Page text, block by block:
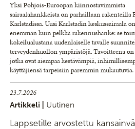
Yksi Pohjois-Euroopan kiinnostavimmista
sairaalahankkeista on parhaillaan rakenteilla
Karlstadissa. Uusi Karlstadin keskussairaala
enemmän kuin pelkkä rakennushanke: se
kokeilualustana uudenlaiselle tavalle
terveydenhuollon ympäristöjä. Tavoitteena
jotka ovat aiempaa kestävämpiä,
käyttäjiensä tarpeisiin paremmin mukautuvia.
23.7.2026
Artikkeli | Uutinen
Lappsetille arvostettu